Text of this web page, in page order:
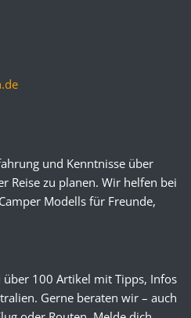
und Kenntnisse über
Reise zu planen. Wir helfen bei
Modells für Freunde,
100 Artikel mit Tipps, Infos
Gerne beraten wir – auch